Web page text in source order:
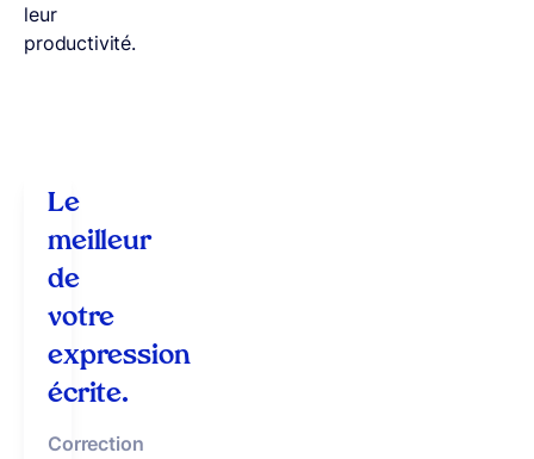
leur
productivité.
Le
meilleur
de
votre
expression
écrite.
Correction